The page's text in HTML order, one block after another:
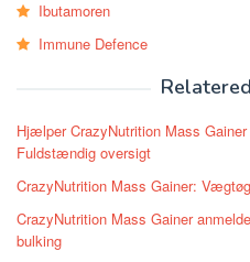
Ibutamoren
Immune Defence
Hjælper CrazyNutrition Mass
Fuldstændig oversigt
CrazyNutrition Mass Gainer:
CrazyNutrition Mass Gainer
bulking